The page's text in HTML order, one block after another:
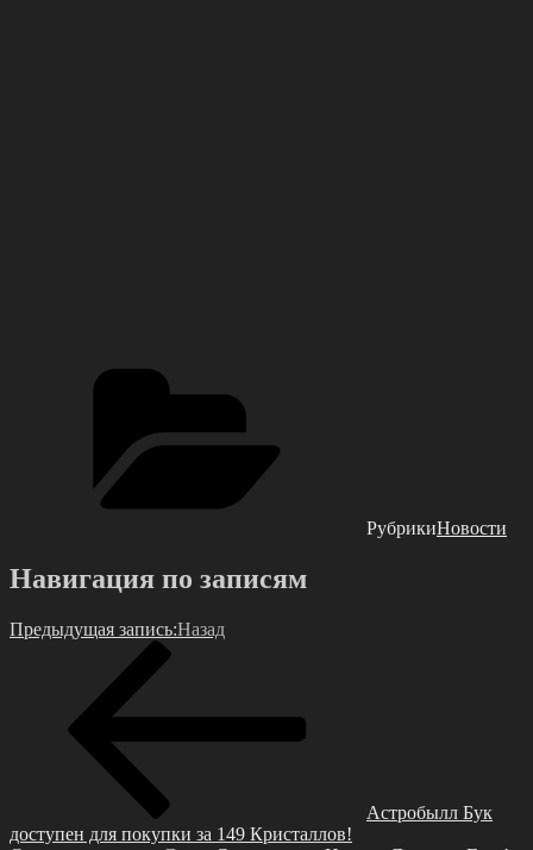
РубрикиНовости
Навигация по записям
Предыдущая запись:Назад
Астробылл Бук
доступен для покупки за 149 Кристаллов!